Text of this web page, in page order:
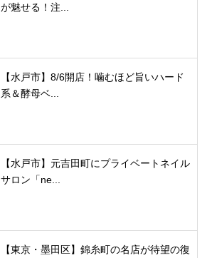
が魅せる！注...
【水戸市】8/6開店！噛むほど旨いハード
系＆酵母ベ...
【水戸市】元吉田町にプライベートネイル
サロン「ne...
【東京・墨田区】錦糸町の名店が待望の復